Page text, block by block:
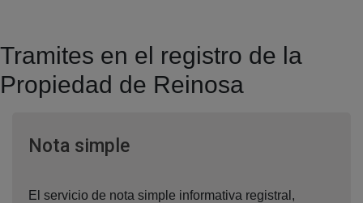
Tramites en el registro de la
Propiedad de Reinosa
Nota simpleVentana nueva
El servicio de nota simple informativa registral,